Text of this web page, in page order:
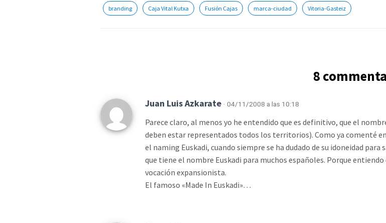
branding Caja Vital Kutxa Fusión Cajas marca-ciudad Vitoria-Gasteiz
8
Juan Luis Azkarate · 04/11/2008 a las 10:18
Parece claro, al menos yo he entendido que es definitivo, que el
deben estar representados todos los territorios). Como ya comenté
el naming Euskadi, cuando siempre se ha dudado de su idoneidad
que tiene el nombre Euskadi para muchos españoles. Porque
vocación expansionista.
El famoso «Made In Euskadi»…